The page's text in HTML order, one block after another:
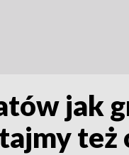
jak
też